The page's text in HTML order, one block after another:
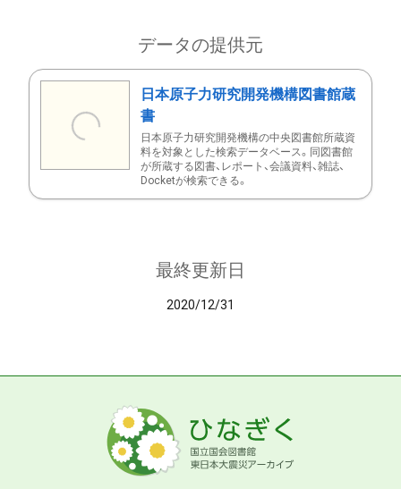
データの提供元
日本原子力研究開発機構図書館蔵
書
日本原子力研究開発機構の中央図書館所蔵資
料を対象とした検索データベース。同図書館
が所蔵する図書、レポート、会議資料、雑誌、
Docketが検索できる。
最終更新日
2020/12/31